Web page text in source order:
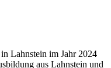
Lahnstein im Jahr 2024
aus Lahnstein und